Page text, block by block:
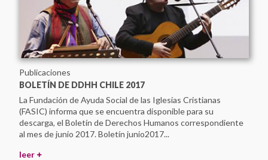
Publicaciones
BOLETÍN DE DDHH CHILE 2017
La Fundación de Ayuda Social de las Iglesias Cristianas
(FASIC) informa que se encuentra disponible para su
descarga, el Boletín de Derechos Humanos correspondiente
al mes de junio 2017. Boletín junio2017...
leer